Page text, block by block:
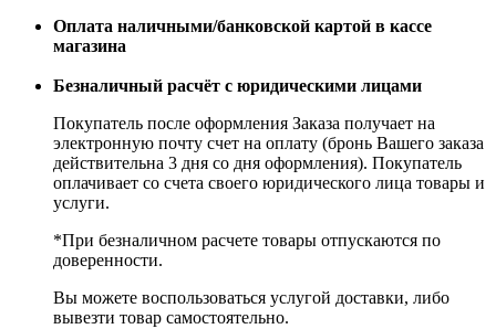
Оплата наличными/банковской картой в кассе
магазина
Безналичный расчёт с юридическими лицами
Покупатель после оформления Заказа получает на
электронную почту счет на оплату (бронь Вашего заказа
действительна 3 дня со дня оформления). Покупатель
оплачивает со счета своего юридического лица товары и
услуги.
*При безналичном расчете товары отпускаются по
доверенности.
Вы можете воспользоваться услугой доставки, либо
вывезти товар самостоятельно.